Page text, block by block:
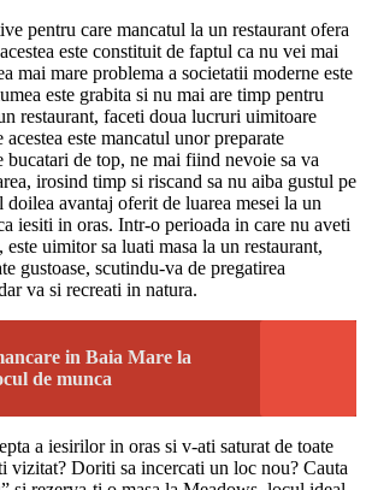
pentru care mancatul la un restaurant ofera
este constituit de faptul ca nu vei mai
mai mare problema a societatii moderne este
este grabita si nu mai are timp pentru
restaurant, faceti doua lucruri uimitoare
este mancatul unor preparate
bucatari de top, ne mai fiind nevoie sa va
irosind timp si riscand sa nu aiba gustul pe
avantaj oferit de luarea mesei la un
iesiti in oras. Intr-o perioada in care nu aveti
uimitor sa luati masa la un restaurant,
gustoase, scutindu-va de pregatirea
va si recreati in natura.
in Baia Mare la
de munca
a iesirilor in oras si v-ati saturat de toate
vizitat? Doriti sa incercati un loc nou? Cauta